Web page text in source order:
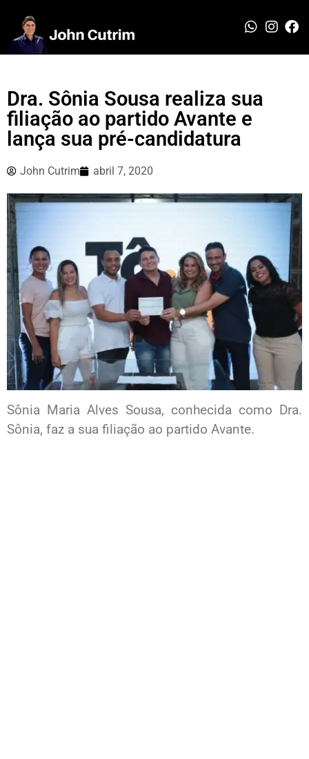
Dra. Sônia Sousa realiza sua
filiação ao partido Avante e
lança sua pré-candidatura
John Cutrim abril 7, 2020
Sônia Maria Alves Sousa, conhecida como Dra.
Sônia, faz a sua filiação ao partido Avante.